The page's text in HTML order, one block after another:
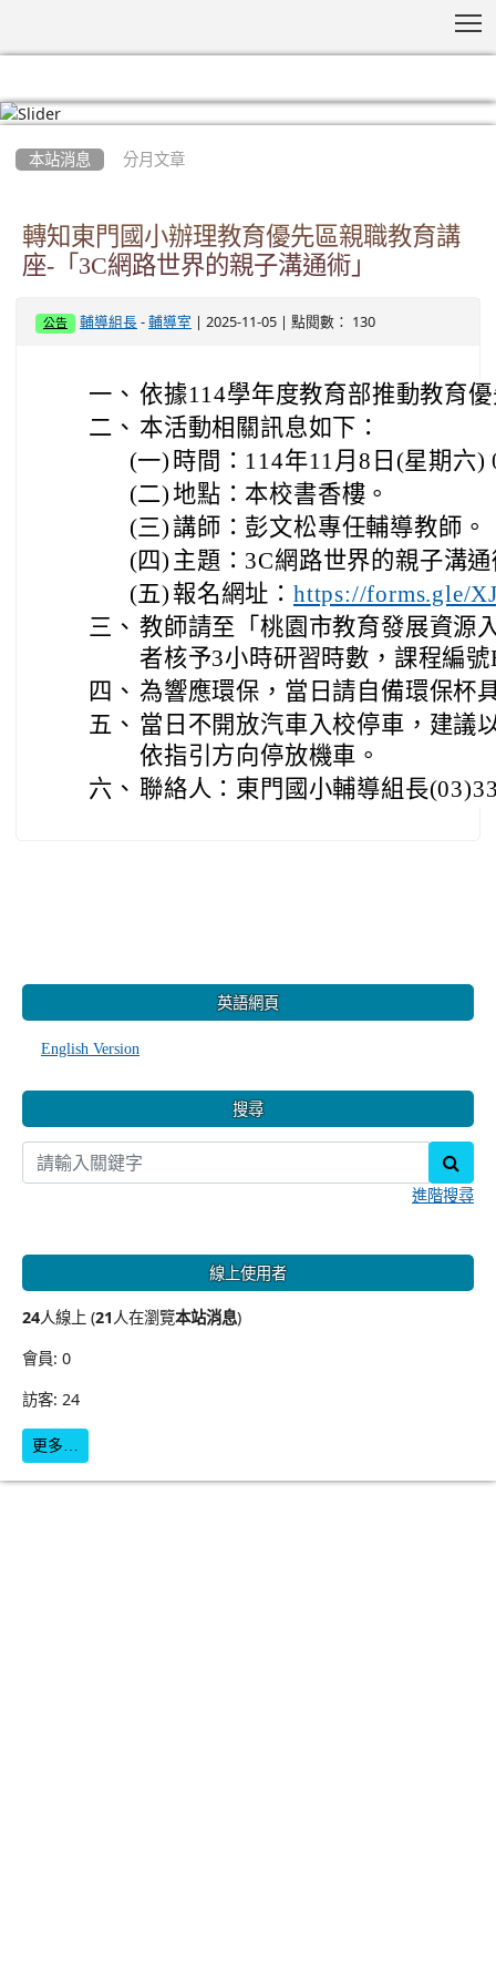
本站消息 分月文章
轉知東門國小辦理教育優先區親職教育講
座-「3C網路世界的親子溝通術」
公告 輔導組長 -輔導室 | 2025-11-05 | 點閱數： 130
一、 依據114學年度教育部推動教育
二、 本活動相關訊息如下：
(一) 時間：114年11月8日(星期六)
(二)地點：本校書香樓。
(三)講師：彭文松專任輔導教師。
(四) 主題：3C網路世界的親子溝
(五) 報名網址： https://forms.gle/
三、 教師請至「桃園市教育發展資源
者核予3小時研習時數，課程編
四、 為響應環保，當日請自備環保杯
五、 當日不開放汽車入校停車，建議
依指引方向停放機車。
六、 聯絡人：東門國小輔導組長
英語網頁
English Version
搜尋
進階搜尋
線上使用者
24人線上 (21人在瀏覽本站消息)
會員: 0
訪客: 24
更多…